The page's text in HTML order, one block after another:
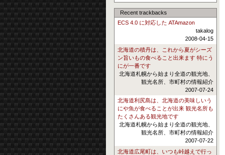
Recent trackbacks
ECS 4.0 に対応した ATAmazon
takalog
2008-04-15
北海道の積丹は、これから夏がシーズ
ン旨いもの食べること出来ます 特にう
にが一番です
北海道札幌から始まり全道の観光地、
観光名所、市町村の情報紹介
2007-07-24
北海道利尻島は、北海道の美味しいう
にや魚が食べることが出来 観光名所も
たくさんある観光地です
北海道札幌から始まり全道の観光地、
観光名所、市町村の情報紹介
2007-07-22
北海道広尾町は、いつも峠越えで行っ